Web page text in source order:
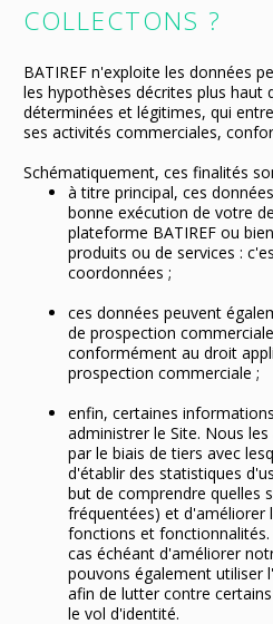
COLLECTONS ?
BATIREF n'exploite les données
les hypothèses décrites plus haut
déterminées et légitimes, qui
ses activités commerciales,
Schématiquement, ces finalités
à titre principal, ces
bonne exécution de votre
plateforme BATIREF ou
produits ou de services :
coordonnées ;
ces données peuvent
de prospection
conformément au droit
prospection commerciale ;
enfin, certaines
administrer le Site. Nous
par le biais de tiers avec
d'établir des statistiques
but de comprendre quelles
fréquentées) et d'améliorer
fonctions et
cas échéant d'améliorer
pouvons également utiliser
afin de lutter contre
le vol d'identité.